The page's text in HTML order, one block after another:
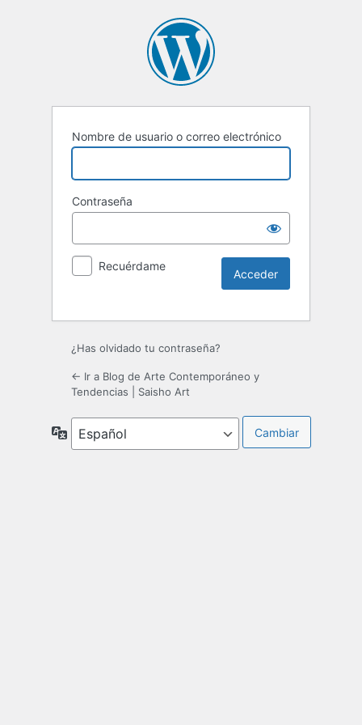
Nombre de usuario o correo electrónico
Contraseña
Recuérdame
¿Has olvidado tu contraseña?
← Ir a Blog de Arte Contemporáneo y
Tendencias | Saisho Art
Idioma